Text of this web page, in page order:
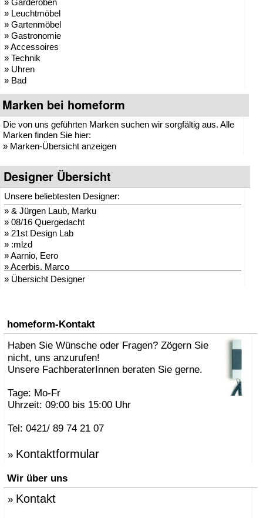
» Garderoben
» Leuchtmöbel
» Gartenmöbel
» Gastronomie
» Accessoires
» Technik
» Uhren
» Bad
Marken bei homeform
Die von uns geführten Marken suchen wir sorgfältig aus. Alle
Marken finden Sie hier:
» Marken-Übersicht anzeigen
Designer Übersicht
Unsere beliebtesten Designer:
» & Jürgen Laub, Marku
» 08/16 Quergedacht
» 21st Design Lab
» :mlzd
»Aarnio, Eero
»Acerbis, Marco
» Adam + Harborth
»AK47 Team
»Alberto Brogliato
»Alberto Fabbian
»Alex Sachetti
» Alexander Schenk
»amei
» Andrea Crosetta
»Andreas Ulbricht
»Anna-Maria Nilsson
»Antonio Norero
»Apartment 8
»Arne Jacobsen
»Atmosphere Globus
» Übersicht Designer
homeform-Kontakt
Haben Sie Wünsche oder Fragen? Zögern Sie
nicht, uns anzurufen!
Unsere FachberaterInnen beraten Sie gerne.
Tage: Mo-Fr
Uhrzeit: 09:00 bis 15:00 Uhr
Tel: 0421/ 89 74 21 07
» Kontaktformular
Wir über uns
» Kontakt